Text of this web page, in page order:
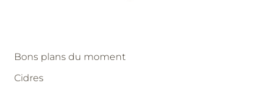
Bons plans du moment
Cidres